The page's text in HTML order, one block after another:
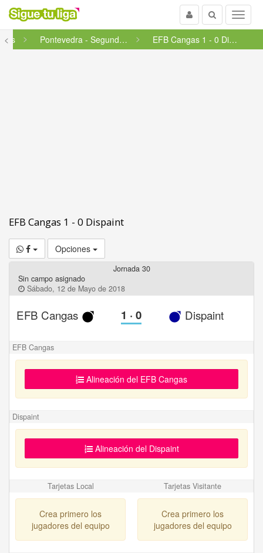
Menu
Buscar
Usuario
<
Pontevedra - Segunda Grupo 3 EFB Cangas 1 - 0 Dispaint
EFB Cangas 1 - 0 Dispaint
Opciones
Jornada 30
Sin campo asignado
Sábado, 12 de Mayo de 2018
EFB Cangas 1 ·0 Dispaint
EFB Cangas
Alineación del EFB Cangas
Dispaint
Alineación del Dispaint
Tarjetas Local Tarjetas Visitante
Crea primero los
jugadores del equipo
Crea primero los
jugadores del equipo